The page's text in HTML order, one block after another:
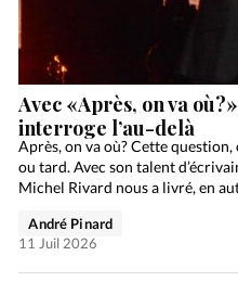
Avec «Après, on va
interroge l’au-delà
Après, on va où? Cette
ou tard. Avec son talent
Michel Rivard nous a livré, en
André Pinard
11 Juil 2026